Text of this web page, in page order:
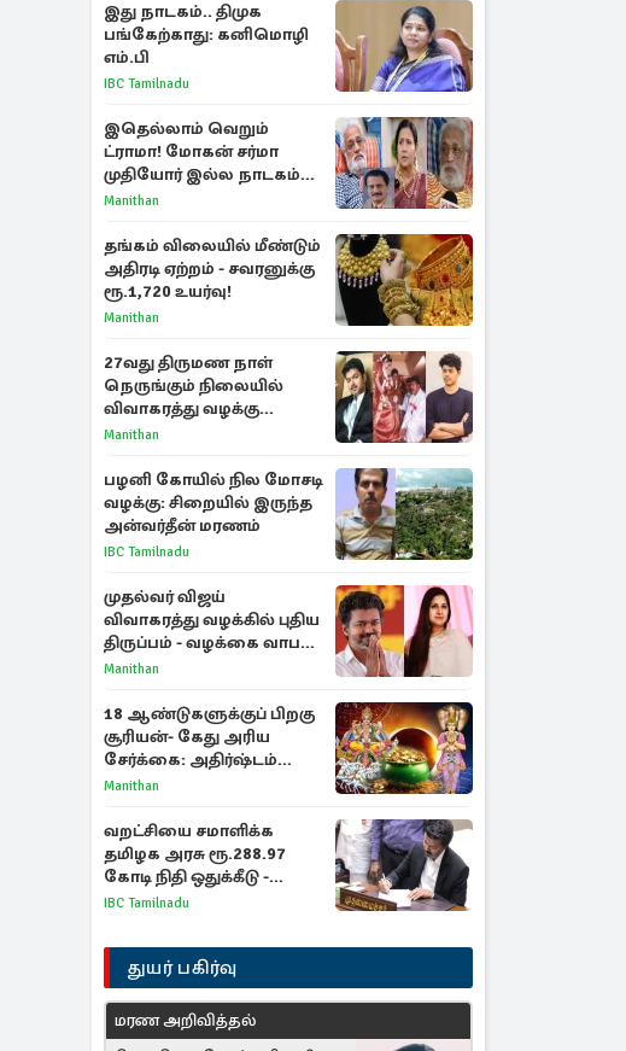
இது நாடகம்.. திமுக
பங்கேற்காது: கனிமொழி
எம்.பி
IBC Tamilnadu
இதெல்லாம் வெறும்
ட்ராமா! மோகன் சர்மா
முதியோர் இல்ல நாடகம்
குறித்து குட்டி பத்மினி
Manithan
தங்கம் விலையில் மீண்டும்
அதிரடி ஏற்றம் - சவரனுக்கு
ரூ.1,720 உயர்வு!
Manithan
27வது திருமண நாள்
நெருங்கும் நிலையில்
விவாகரத்து வழக்கு
வாபஸ்! விஜய்யுடன்
Manithan
பழனி கோயில் நில மோசடி
வழக்கு: சிறையில் இருந்த
அன்வர்தீன் மரணம்
IBC Tamilnadu
முதல்வர் விஜய்
விவாகரத்து வழக்கில் புதிய
திருப்பம் - வழக்கை வாபஸ்
பெற்ற சங்கீதா!
Manithan
18 ஆண்டுகளுக்குப் பிறகு
சூரியன்- கேது அரிய
சேர்க்கை: அதிர்ஷ்டம்
பெறும் 3 ராசிகள்!
Manithan
வறட்சியை சமாளிக்க
தமிழக அரசு ரூ.288.97
கோடி நிதி ஒதுக்கீடு -
வெளியான அரசாணை
IBC Tamilnadu
துயர் பகிர்வு
மரண அறிவித்தல்